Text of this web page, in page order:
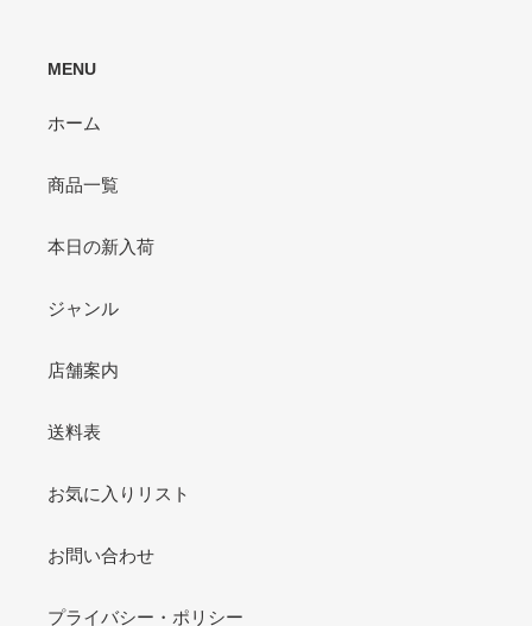
MENU
ホーム
商品一覧
本日の新入荷
ジャンル
店舗案内
送料表
お気に入りリスト
お問い合わせ
プライバシー・ポリシー